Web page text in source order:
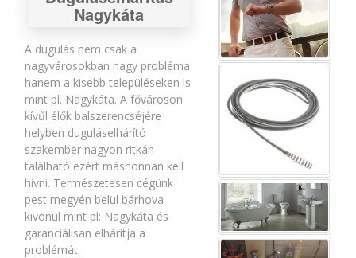
Nagykáta
A dugulás nem csak a
nagyvárosokban nagy probléma
hanem a kisebb településeken is
mint pl. Nagykáta. A fővároson
kívűl élők balszerencséjére
helyben duguláselhárító
szakember nagyon ritkán
található ezért máshonnan kell
hívni. Természetesen cégünk
pest megyén belül bárhova
kivonul mint pl: Nagykáta és
garanciálisan elhárítja a
problémát.